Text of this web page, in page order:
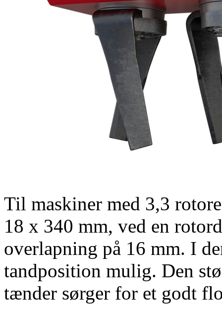
Til maskiner med 3,3
18 x 340 mm, ved en
overlapning på 16 mm. I
tandposition mulig. Den
tænder sørger for et godt